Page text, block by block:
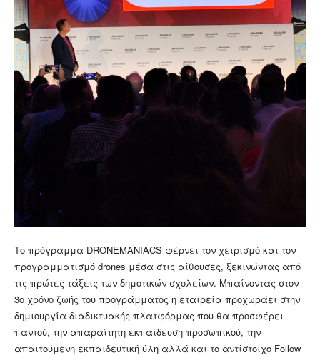
Το πρόγραμμα DRONEMANIACS φέρνει τον χειρισμό και τον
προγραμματισμό drones μέσα στις αίθουσες, ξεκινώντας από
τις πρώτες τάξεις των δημοτικών σχολείων. Μπαίνοντας στον
3ο χρόνο ζωής του προγράμματος η εταιρεία προχωράει στην
δημιουργία διαδικτυακής πλατφόρμας που θα προσφέρει
παντού, την απαραίτητη εκπαίδευση προσωπικού, την
απαιτούμενη εκπαιδευτική ύλη αλλά και το αντίστοιχο Follow